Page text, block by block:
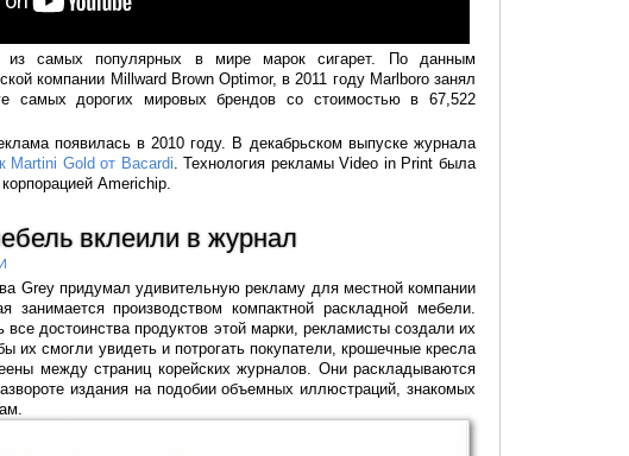
из самых популярных в мире марок сигарет. По данным
компании Millward Brown Optimor, в 2011 году Marlboro занял
самых дорогих мировых брендов со стоимостью в 67,522
появилась в 2010 году. В декабрьском выпуске журнала
Martini Gold от Bacardi. Технология рекламы Video in Print была
Americhip.
вклеили в журнал
Grey придумал удивительную рекламу для местной компании
занимается производством компактной раскладной мебели.
все достоинства продуктов этой марки, рекламисты создали их
их смогли увидеть и потрогать покупатели, крошечные кресла
между страниц корейских журналов. Они раскладываются
издания на подобии объемных иллюстраций, знакомых